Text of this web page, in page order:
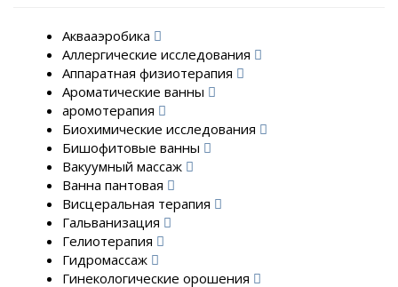
Аквааэробика
Аллергические исследования
Аппаратная физиотерапия
Ароматические ванны
аромотерапия
Биохимические исследования
Бишофитовые ванны
Вакуумный массаж
Ванна пантовая
Висцеральная терапия
Гальванизация
Гелиотерапия
Гидромассаж
Гинекологические орошения